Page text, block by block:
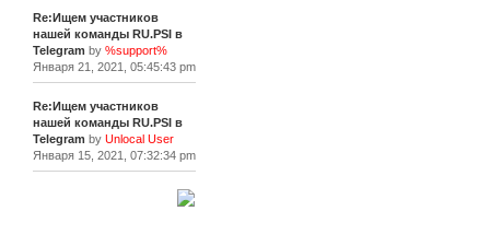
Re:Ищем участников
нашей команды RU.PSI в
Telegram by %support%
Января 21, 2021, 05:45:43 pm
Re:Ищем участников
нашей команды RU.PSI в
Telegram by Unlocal User
Января 15, 2021, 07:32:34 pm